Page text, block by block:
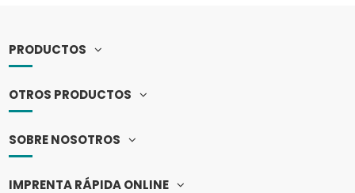
PRODUCTOS
OTROS PRODUCTOS
SOBRE NOSOTROS
IMPRENTA RÁPIDA ONLINE